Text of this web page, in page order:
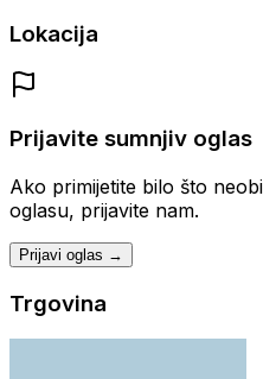
Lokacija
Prijavite sumnjiv oglas
Ako primijetite bilo što
oglasu, prijavite nam.
Prijavi oglas →
Trgovina